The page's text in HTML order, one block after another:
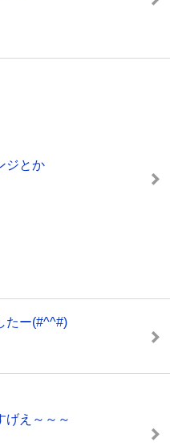
ジとか
たー(#^^#)
げえ～～～